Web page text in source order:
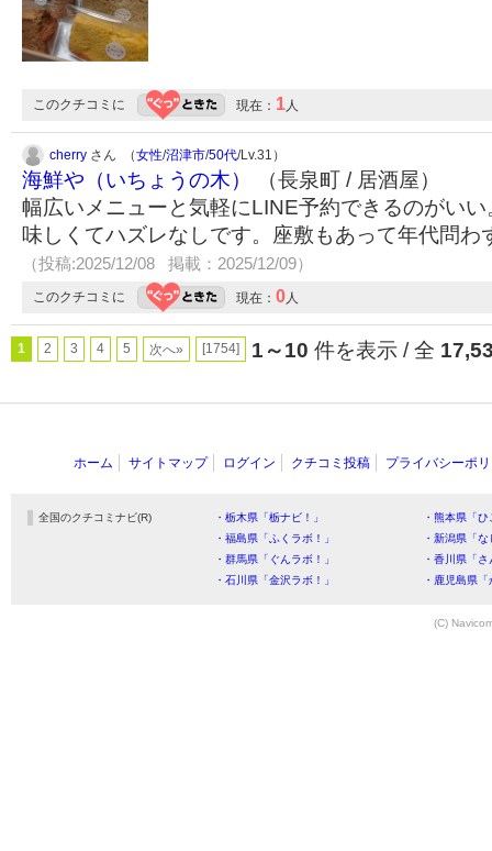
このクチコミに 現在： 1人
cherry さん （女性/沼津市/50代/Lv.31）
海鮮や（いちょうの木）
（長泉町 / 居酒屋）
幅広いメニューと気軽にLINE予約できるのがい
味しくてハズレなしです。座敷もあって年代問わ
（投稿:2025/12/08 掲載：2025/12/09）
このクチコミに 現在： 0人
1 2 3 4 5 次へ» [1754] 1～10 件を表示 / 全
ホーム サイトマップ ログイン クチコミ投稿 プライバシーポ
全国のクチコミナビ(R) ・栃木県「栃ナビ！」
・熊本県「
・福島県「ふくラボ！」
・新潟県「
・群馬県「ぐんラボ！」
・香川県「
・石川県「金沢ラボ！」
・鹿児島県
(C)